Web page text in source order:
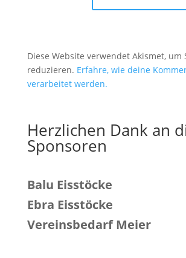
Diese Website verwendet Akismet, um
reduzieren. Erfahre, wie deine
verarbeitet werden.
Herzlichen Dank an
Sponsoren
Balu Eisstöcke
Ebra Eisstöcke
Vereinsbedarf Meier